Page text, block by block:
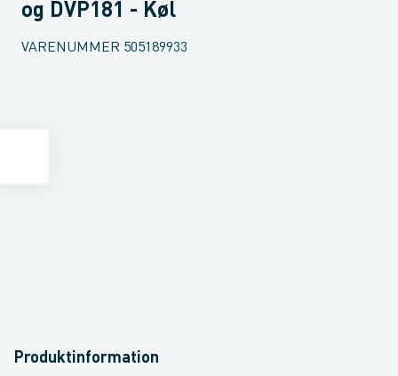
og DVP181 - Køl
VARENUMMER 505189933
Produktinformation